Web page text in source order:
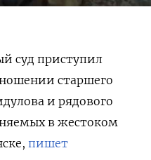
суд приступил
старшего
и рядового
в жестоком
пишет